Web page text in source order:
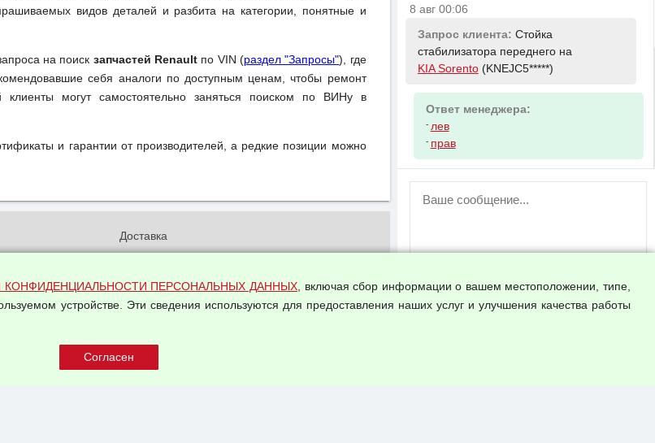
видов деталей и разбита на категории, понятные и
на поиск запчастей Renaultпо VIN (раздел "Запросы"), где
себя аналоги по доступным ценам, чтобы ремонт
могут самостоятельно заняться поиском по ВИНу в
и гарантии от производителей, а редкие позиции можно
Доставка
Оплата и возвраты
Арендодателям
КОНФИДЕНЦИАЛЬНОСТИ ПЕРСОНАЛЬНЫХ ДАННЫХ, включая сбор информации о вашем местоположении, типе,
устройстве. Эти сведения используются для предоставления наших услуг и улучшения качества работы
8 авг 00:06
Запрос клиента: Стойка
стабилизатора переднего на
KIA Sorento(KNEJC5*****)
Ответ менеджера:
- лев
- прав
ВНИМАНИЕ!
пользователей временно отключена!
аккаунт.